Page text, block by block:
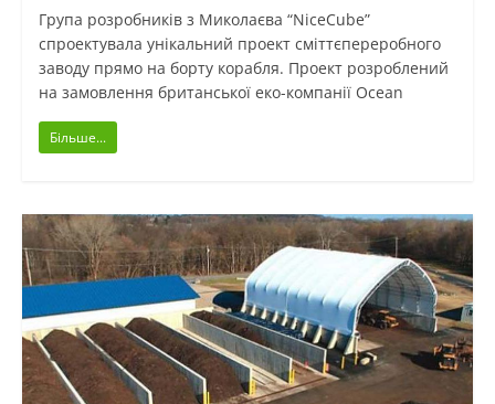
Група розробників з Миколаєва “NiceCube”
спроектувала унікальний проект сміттєпереробного
заводу прямо на борту корабля. Проект розроблений
на замовлення британської еко-компанії Ocean
Більше...